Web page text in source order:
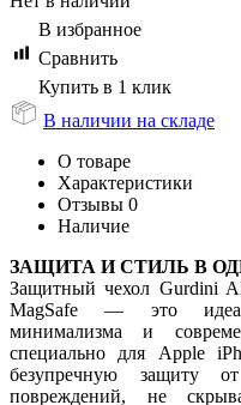
В избранное
Сравнить
Купить в 1 клик
В наличии на складе
О товаре
Характеристики
Отзывы 0
Наличие
ЗАЩИТА И СТИЛЬ В
Защитный чехол Gurdini
MagSafe — это
минимализма и
специально для Apple
безупречную защиту
повреждений, не